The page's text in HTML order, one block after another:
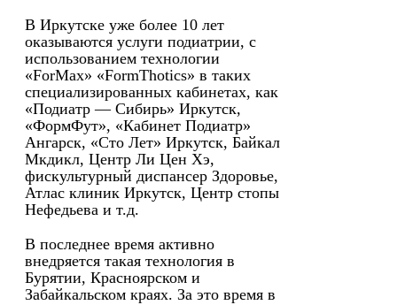
В Иркутске уже более 10 лет
оказываются услуги подиатрии, с
использованием технологии
«ForMax» «FormThotics» в таких
специализированных кабинетах, как
«Подиатр — Сибирь» Иркутск,
«ФормФут», «Кабинет Подиатр»
Ангарск, «Сто Лет» Иркутск, Байкал
Мкдикл, Центр Ли Цен Хэ,
фискультурный диспансер Здоровье,
Атлас клиник Иркутск, Центр стопы
Нефедьева и т.д.
В последнее время активно
внедряется такая технология в
Бурятии, Красноярском и
Забайкальском краях. За это время в